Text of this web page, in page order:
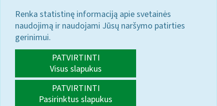
Renka statistinę informaciją apie svetainės
naudojimą ir naudojami Jūsų naršymo patirties
gerinimui.
PATVIRTINTI
Visus slapukus
PATVIRTINTI
Pasirinktus slapukus